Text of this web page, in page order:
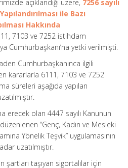
açıklandığı üzere, 7256 sayılı
ile Bazı
Hakkında
7103 ve 7252 istihdam
Cumhurbaşkanı’na yetki verilmişti.
Cumhurbaşkanınca ilgili
kararlarla 6111, 7103 ve 7252
süreleri aşağıda yapılan
erecek olan 4447 sayılı Kanunun
“Genç, Kadın ve Mesleki
Yönelik Teşvik” uygulamasının
uzatılmıştır.
taşıyan sigortalılar için